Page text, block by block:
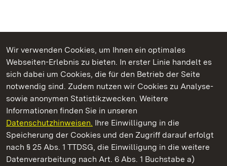
Wir verwenden Cookies, um Ihnen ein optimales
Webseiten-Erlebnis zu bieten. In erster Linie handelt es
sich dabei um Cookies, die für den Betrieb der Seite
notwendig sind. Zudem nutzen wir Cookies zu Analyse-
sowie anonymen Statistikzwecken. Weitere
Informationen finden Sie in unseren
Datenschutzhinweisen. Ihre Einwilligung in die
Speicherung der Cookies und den Zugriff darauf erfolgt
nach § 25 Abs. 1 TTDSG, die Einwilligung in die weitere
Datenverarbeitung nach Art. 6 Abs. 1 Buchstabe a)
Kommen. Staunen. Genießen.
Staatliche Schlösser und Gärten Baden‑Württemberg
Staatliche Schlösser und Gärten Baden-Württemberg